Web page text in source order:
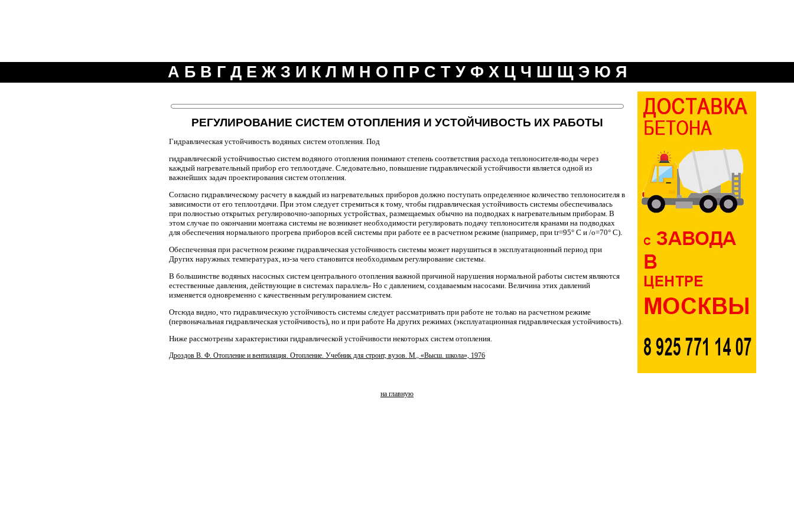
А Б В Г Д Е Ж З И К Л М Н О П Р С Т У Ф Х Ц Ч Ш Щ Э Ю Я
РЕГУЛИРОВАНИЕ СИСТЕМ ОТОПЛЕНИЯ И УСТОЙЧИВОСТЬ ИХ РАБОТЫ
Гидравлическая устойчивость водяных систем отопления. Под
гидравлической устойчивостью систем водяного отопления понимают степень соответствия расхода теплоносителя-воды через
каждый нагревательный прибор его теплоотдаче. Следовательно, повышение гидравлической устойчивости является одной из
важнейших задач проектирования систем отопления.
Согласно гидравлическому расчету в каждый из нагревательных приборов должно поступать определенное количество теплоносителя в
зависимости от его теплоотдачи. При этом следует стремиться к тому, чтобы гидравлическая устойчивость системы обеспечивалась
при полностью открытых регулировочно-запорных устройствах, размещаемых обычно на подводках к нагревательным приборам. В
этом случае по окончании монтажа системы не возникнет необходимости регулировать подачу теплоносителя кранами на подводках
для обеспечения нормального прогрева приборов всей системы при работе ее в расчетном режиме (например, при tr=95° С и /о=70° С).
Обеспеченная при расчетном режиме гидравлическая устойчивость системы может нарушиться в эксплуатационный период при
Других наружных температурах, из-за чего становится необходимым регулирование системы.
В большинстве водяных насосных систем центрального отопления важной причиной нарушения нормальной работы систем являются
естественные давления, действующие в системах параллель- Но с давлением, создаваемым насосами. Величина этих давлений
изменяется одновременно с качественным регулированием систем.
Отсюда видно, что гидравлическую устойчивость системы следует рассматривать при работе не только на расчетном режиме
(первоначальная гидравлическая устойчивость), но и при работе На других режимах (эксплуатационная гидравлическая устойчивость).
Ниже рассмотрены характеристики гидравлической устойчивости некоторых систем отопления.
Дроздов В. Ф. Отопление и вентиляция. Отопление. Учебник для строит, вузов. М., «Высш. школа», 1976
на главную